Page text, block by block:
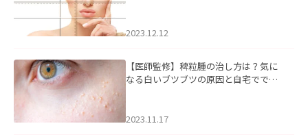
2023.12.12
【医師監修】稗粒腫の治し方は？気に
なる白いブツブツの原因と自宅ででき
2023.11.17